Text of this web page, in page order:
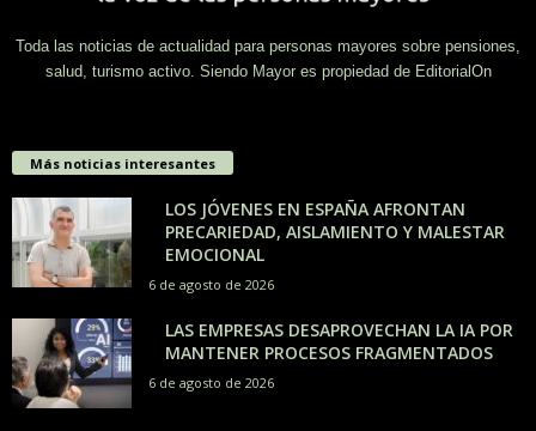
Toda las noticias de actualidad para personas mayores sobre pensiones,
salud, turismo activo. Siendo Mayor es propiedad de EditorialOn
Más noticias interesantes
LOS JÓVENES EN ESPAÑA AFRONTAN
PRECARIEDAD, AISLAMIENTO Y MALESTAR
EMOCIONAL
6 de agosto de 2026
LAS EMPRESAS DESAPROVECHAN LA IA POR
MANTENER PROCESOS FRAGMENTADOS
6 de agosto de 2026